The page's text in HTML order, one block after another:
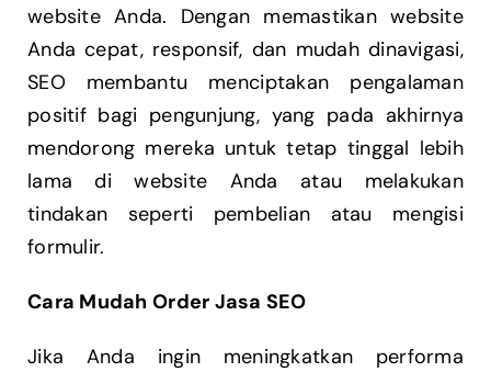
website Anda. Dengan memastikan website
Anda cepat, responsif, dan mudah dinavigasi,
SEO membantu menciptakan pengalaman
positif bagi pengunjung, yang pada akhirnya
mendorong mereka untuk tetap tinggal lebih
lama di website Anda atau melakukan
tindakan seperti pembelian atau mengisi
formulir.
Cara Mudah Order Jasa SEO
Jika Anda ingin meningkatkan performa